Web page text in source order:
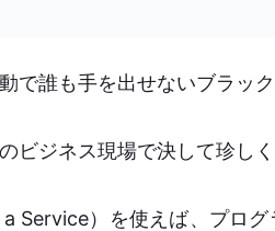
で誰も手を出せないブラッ
ビジネス現場で決して珍しく
）を使えば、プログ